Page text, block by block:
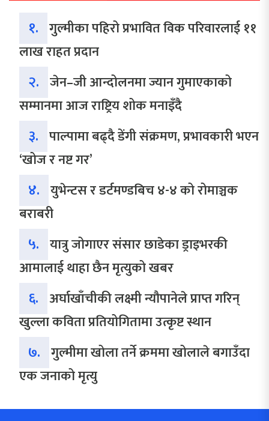
१. गुल्मीका पहिरो प्रभावित विक परिवारलाई ११
लाख राहत प्रदान
२. जेन–जी आन्दोलनमा ज्यान गुमाएकाको
सम्मानमा आज राष्ट्रिय शोक मनाइँदै
३. पाल्पामा बढ्दै डेंगी संक्रमण, प्रभावकारी भएन
‘खोज र नष्ट गर’
४. युभेन्टस र डर्टमण्डबिच ४-४ को रोमाञ्चक
बराबरी
५. यात्रु जोगाएर संसार छाडेका ड्राइभरकी
आमालाई थाहा छैन मृत्युको खबर
६. अर्घाखाँचीकी लक्ष्मी न्यौपानेले प्राप्त गरिन्
खुल्ला कविता प्रतियोगितामा उत्कृष्ट स्थान
७. गुल्मीमा खोला तर्ने क्रममा खोलाले बगाउँदा
एक जनाको मृत्यु